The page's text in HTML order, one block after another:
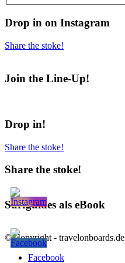
Drop in on Instagram
Share the stoke!
Join the Line-Up!
Drop in!
Share the stoke!
Share the stoke!
Surfguides als eBook
© Copyright - travelonboards.de
Facebook